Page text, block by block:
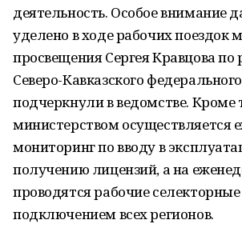
деятельность. Особое внимание
уделено в ходе рабочих поездок
просвещения Сергея Кравцова по
Северо-Кавказского
подчеркнули в ведомстве. Кроме
министерством осуществляется
мониторинг по вводу в
получению лицензий, а на
проводятся рабочие селекторные
подключением всех регионов.